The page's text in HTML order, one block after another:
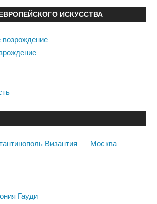
ИСКУССТВА
возрождение
Византия — Москва
Гауди